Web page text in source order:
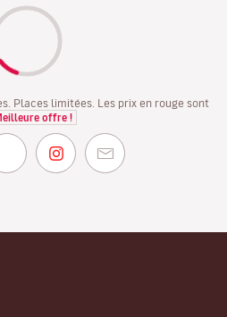
Places limitées. Les prix en rouge sont
offre !